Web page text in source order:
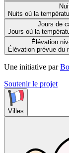
Nuits où la
Jours de
Jours où la
Élévation
Élévation prévue du
Une initiative par
Soutenir le projet
Villes